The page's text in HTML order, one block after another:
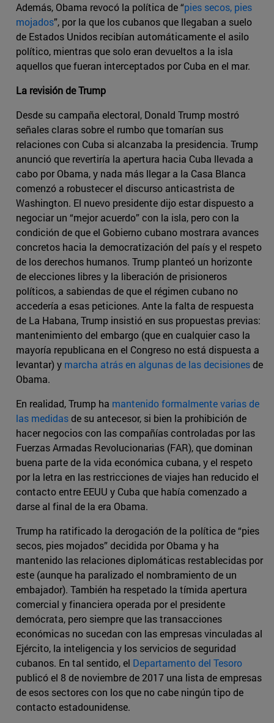
Además, Obama revocó la política de “pies secos, pies
mojados”, por la que los cubanos que llegaban a suelo
de Estados Unidos recibían automáticamente el asilo
político, mientras que solo eran devueltos a la isla
aquellos que fueran interceptados por Cuba en el mar.
La revisión de Trump
Desde su campaña electoral, Donald Trump mostró
señales claras sobre el rumbo que tomarían sus
relaciones con Cuba si alcanzaba la presidencia. Trump
anunció que revertiría la apertura hacia Cuba llevada a
cabo por Obama, y nada más llegar a la Casa Blanca
comenzó a robustecer el discurso anticastrista de
Washington. El nuevo presidente dijo estar dispuesto a
negociar un “mejor acuerdo” con la isla, pero con la
condición de que el Gobierno cubano mostrara avances
concretos hacia la democratización del país y el respeto
de los derechos humanos. Trump planteó un horizonte
de elecciones libres y la liberación de prisioneros
políticos, a sabiendas de que el régimen cubano no
accedería a esas peticiones. Ante la falta de respuesta
de La Habana, Trump insistió en sus propuestas previas:
mantenimiento del embargo (que en cualquier caso la
mayoría republicana en el Congreso no está dispuesta a
levantar) y marcha atrás en algunas de las decisionesde
Obama.
En realidad, Trump ha mantenido formalmente varias de
las medidasde su antecesor, si bien la prohibición de
hacer negocios con las compañías controladas por las
Fuerzas Armadas Revolucionarias (FAR), que dominan
buena parte de la vida económica cubana, y el respeto
por la letra en las restricciones de viajes han reducido el
contacto entre EEUU y Cuba que había comenzado a
darse al final de la era Obama.
Trump ha ratificado la derogación de la política de “pies
secos, pies mojados” decidida por Obama y ha
mantenido las relaciones diplomáticas restablecidas por
este (aunque ha paralizado el nombramiento de un
embajador). También ha respetado la tímida apertura
comercial y financiera operada por el presidente
demócrata, pero siempre que las transacciones
económicas no sucedan con las empresas vinculadas al
Ejército, la inteligencia y los servicios de seguridad
cubanos. En tal sentido, el Departamento del Tesoro
publicó el 8 de noviembre de 2017 una lista de empresas
de esos sectores con los que no cabe ningún tipo de
contacto estadounidense.